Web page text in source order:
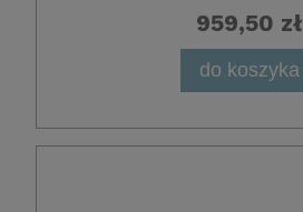
959,50 zł
do koszyka